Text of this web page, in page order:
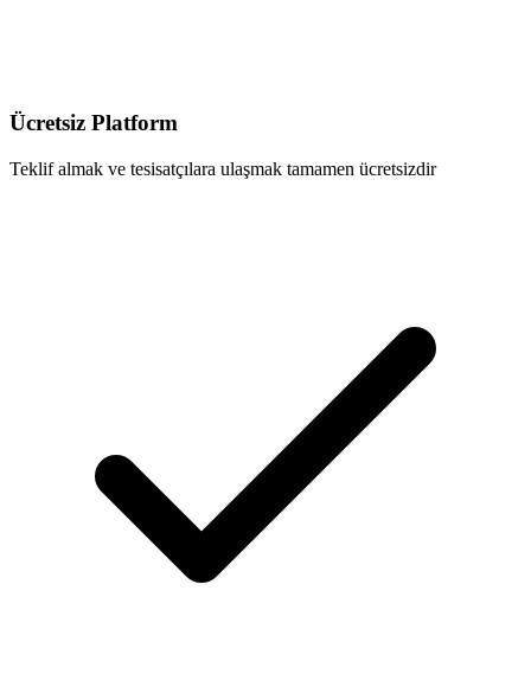
Ücretsiz Platform
Teklif almak ve tesisatçılara ulaşmak tamamen ücretsizdir